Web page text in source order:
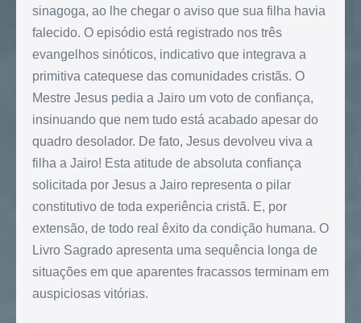
sinagoga, ao lhe chegar o aviso que sua filha havia
falecido. O episódio está registrado nos três
evangelhos sinóticos, indicativo que integrava a
primitiva catequese das comunidades cristãs. O
Mestre Jesus pedia a Jairo um voto de confiança,
insinuando que nem tudo está acabado apesar do
quadro desolador. De fato, Jesus devolveu viva a
filha a Jairo! Esta atitude de absoluta confiança
solicitada por Jesus a Jairo representa o pilar
constitutivo de toda experiência cristã. E, por
extensão, de todo real êxito da condição humana. O
Livro Sagrado apresenta uma sequência longa de
situações em que aparentes fracassos terminam em
auspiciosas vitórias.